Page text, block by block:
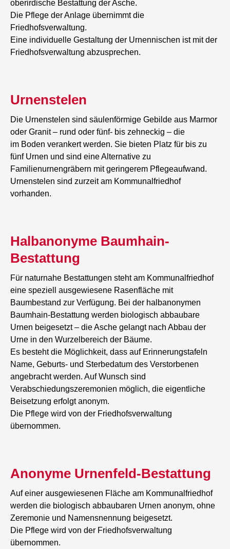
oberirdische Bestattung der Asche.
Die Pflege der Anlage übernimmt die
Friedhofsverwaltung.
Eine individuelle Gestaltung der Urnennischen ist mit der
Friedhofsverwaltung abzusprechen.
Urnenstelen
Die Urnenstelen sind säulenförmige Gebilde aus Marmor
oder Granit – rund oder fünf- bis zehneckig – die
im Boden verankert werden. Sie bieten Platz für bis zu
fünf Urnen und sind eine Alternative zu
Familienurnengräbern mit geringerem Pflegeaufwand.
Urnenstelen sind zurzeit am Kommunalfriedhof
vorhanden.
Halbanonyme Baumhain-
Bestattung
Für naturnahe Bestattungen steht am Kommunalfriedhof
eine speziell ausgewiesene Rasenfläche mit
Baumbestand zur Verfügung. Bei der halbanonymen
Baumhain-Bestattung werden biologisch abbaubare
Urnen beigesetzt – die Asche gelangt nach Abbau der
Urne in den Wurzelbereich der Bäume.
Es besteht die Möglichkeit, dass auf Erinnerungstafeln
Name, Geburts- und Sterbedatum des Verstorbenen
angebracht werden. Auf Wunsch sind
Verabschiedungszeremonien möglich, die eigentliche
Beisetzung erfolgt anonym.
Die Pflege wird von der Friedhofsverwaltung
übernommen.
Anonyme Urnenfeld-Bestattung
Auf einer ausgewiesenen Fläche am Kommunalfriedhof
werden die biologisch abbaubaren Urnen anonym, ohne
Zeremonie und Namensnennung beigesetzt.
Die Pflege wird von der Friedhofsverwaltung
übernommen.